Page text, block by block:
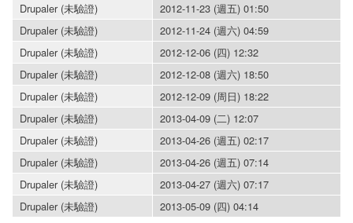
Drupaler (未驗證)
2012-11-23 (週五) 01:50
Drupaler (未驗證)
2012-11-24 (週六) 04:59
Drupaler (未驗證)
2012-12-06 (四) 12:32
Drupaler (未驗證)
2012-12-08 (週六) 18:50
Drupaler (未驗證)
2012-12-09 (周日) 18:22
Drupaler (未驗證)
2013-04-09 (二) 12:07
Drupaler (未驗證)
2013-04-26 (週五) 02:17
Drupaler (未驗證)
2013-04-26 (週五) 07:14
Drupaler (未驗證)
2013-04-27 (週六) 07:17
Drupaler (未驗證)
2013-05-09 (四) 04:14